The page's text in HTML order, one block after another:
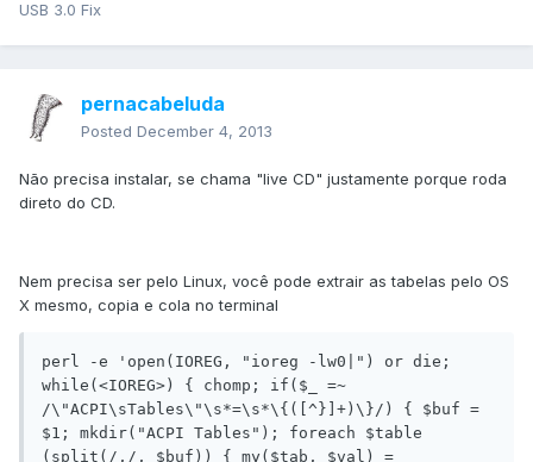
USB 3.0 Fix
pernacabeluda
Posted December 4, 2013
Não precisa instalar, se chama "live CD" justamente porque roda
direto do CD.
Nem precisa ser pelo Linux, você pode extrair as tabelas pelo OS
X mesmo, copia e cola no terminal
perl -e 'open(IOREG, "ioreg -lw0|") or die;
while(<IOREG>) { chomp; if($_ =~
/\"ACPI\sTables\"\s*=\s*\{([^}]+)\}/) { $buf =
$1; mkdir("ACPI Tables"); foreach $table
(split(/,/, $buf)) { my($tab, $val) =